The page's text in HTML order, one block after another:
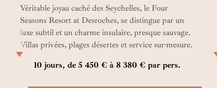
Véritable joyau caché des Seychelles, le Four
Seasons Resort at Desroches, se distingue par un
luxe subtil et un charme insulaire, presque sauvage.
Villas privées, plages désertes et service sur-mesure.
Chaque détail est pensé pour sublimer votre
escapade. L'établissement 5* vous offre des
10 jours, de 5 450 € à 8 380 € par pers.